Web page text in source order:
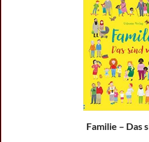
Familie – Das